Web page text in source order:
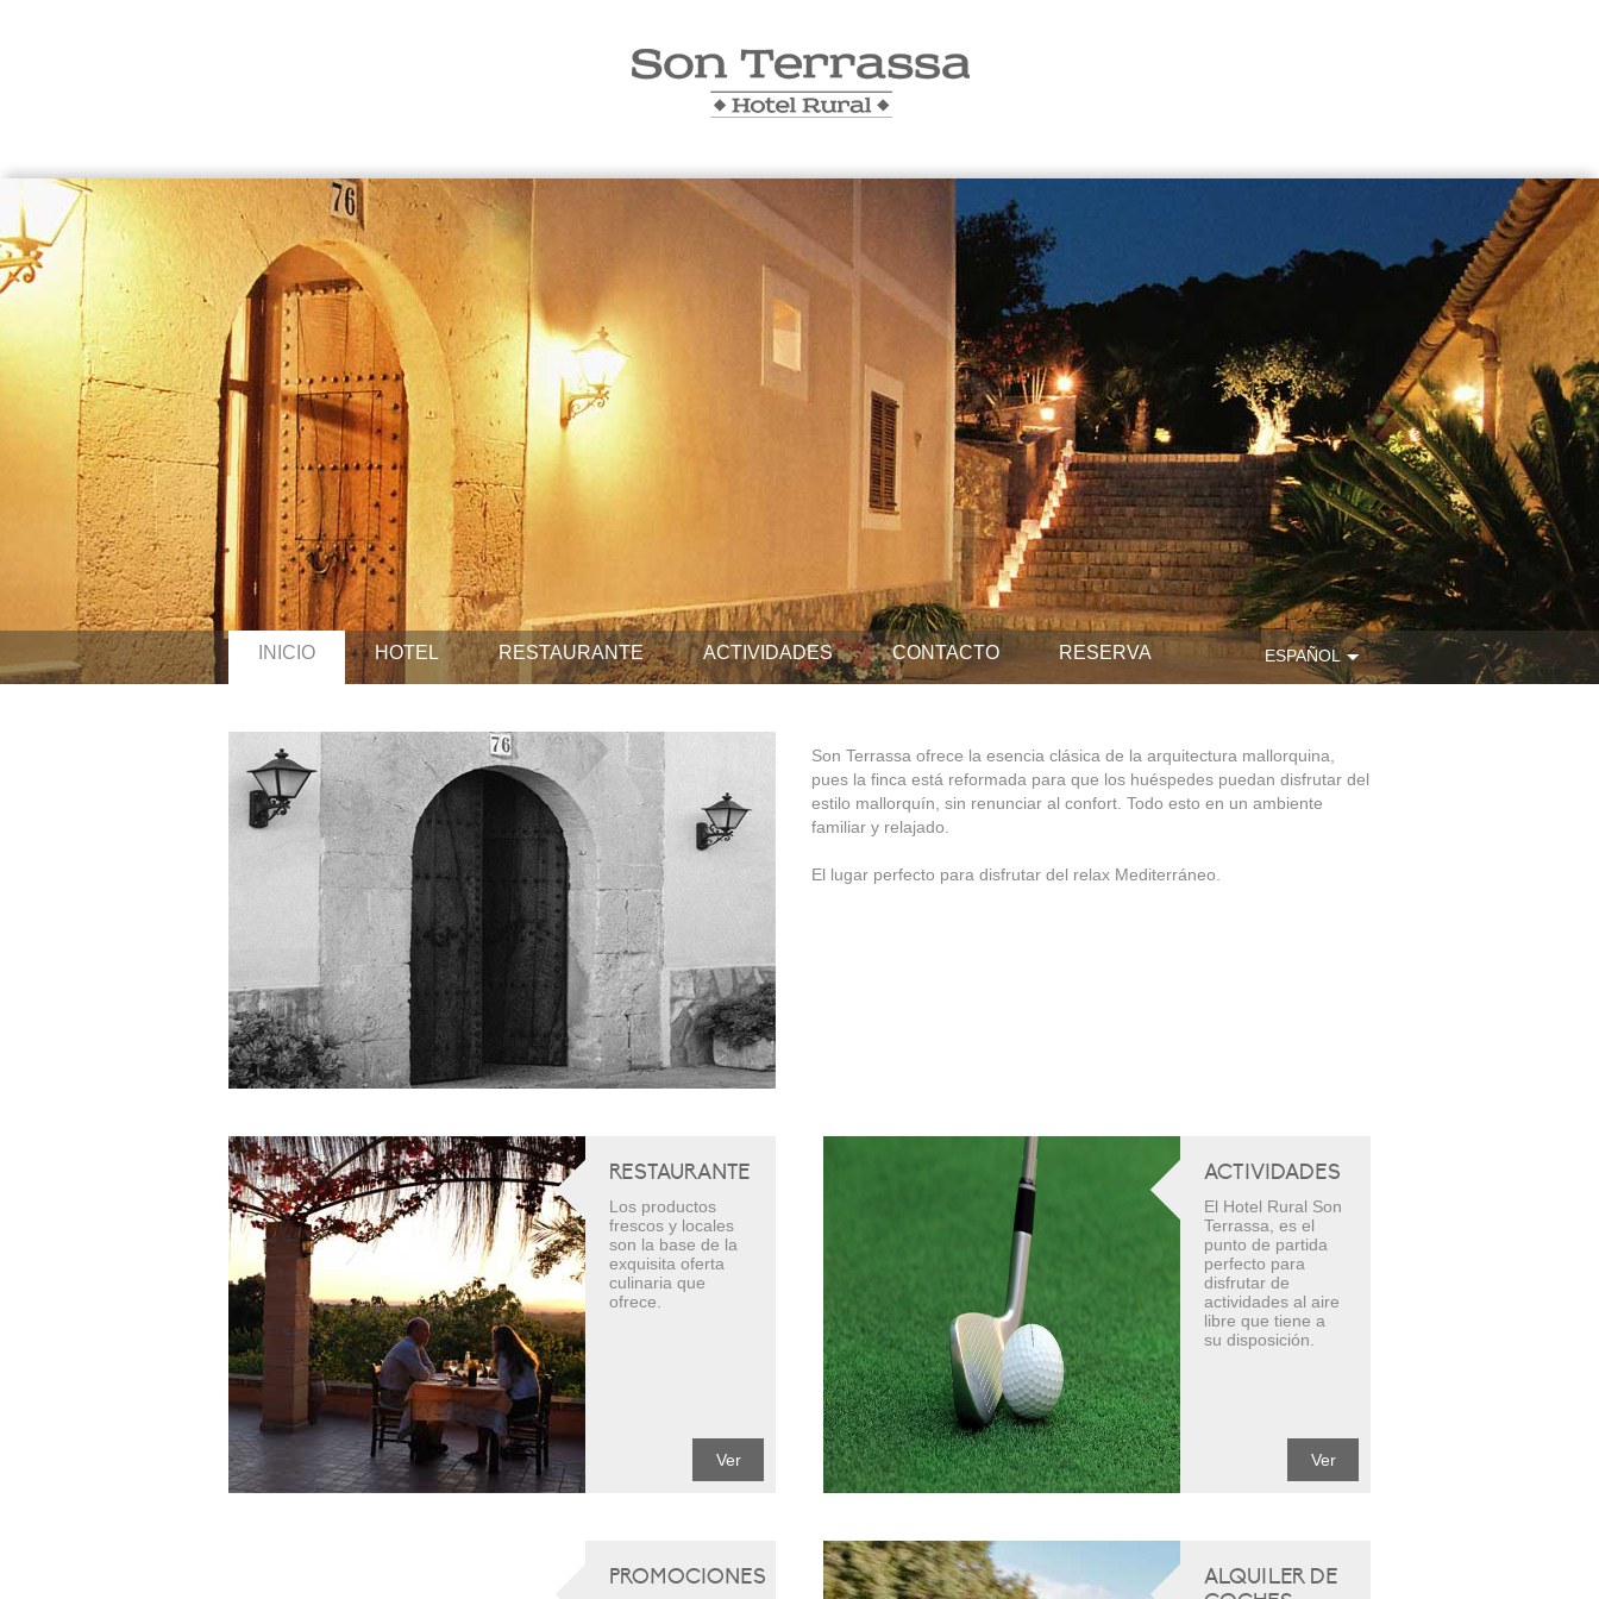
INICIO HOTEL RESTAURANTE ACTIVIDADES CONTACTO RESERVA ESPAÑOL
Son Terrassa ofrece la esencia clásica de la arquitectura mallorquina,
pues la finca está reformada para que los huéspedes puedan disfrutar del
estilo mallorquín, sin renunciar al confort. Todo esto en un ambiente
familiar y relajado.
El lugar perfecto para disfrutar del relax Mediterráneo.
RESTAURANTE
Los productos
frescos y locales
son la base de la
exquisita oferta
culinaria que
ofrece.
Ver
ACTIVIDADES
El Hotel Rural Son
Terrassa, es el
punto de partida
perfecto para
disfrutar de
actividades al aire
libre que tiene a
su disposición.
Ver
PROMOCIONES
ALQUILER DE